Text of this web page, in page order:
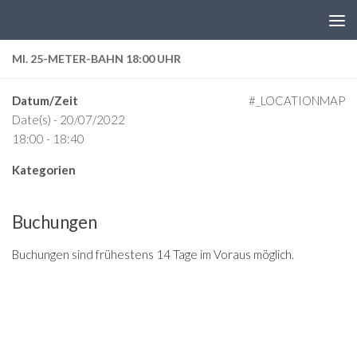
MI. 25-METER-BAHN 18:00 UHR
#_LOCATIONMAP
Datum/Zeit
Date(s) - 20/07/2022
18:00 - 18:40
Kategorien
Buchungen
Buchungen sind frühestens 14 Tage im Voraus möglich.